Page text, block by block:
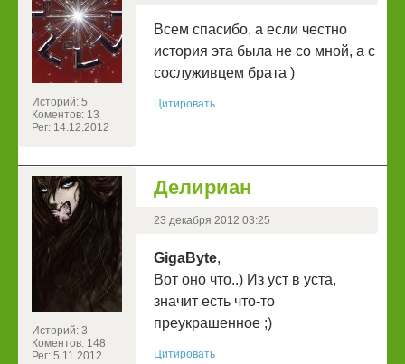
Историй: 5
Коментов: 13
Рег: 14.12.2012
Всем спасибо, а если честно
история эта была не со мной, а с
сослуживцем брата )
Цитировать
Историй: 3
Коментов: 148
Рег: 5.11.2012
Делириан
23 декабря 2012 03:25
GigaByte,
Вот оно что..) Из уст в уста,
значит есть что-то
преукрашенное ;)
Цитировать